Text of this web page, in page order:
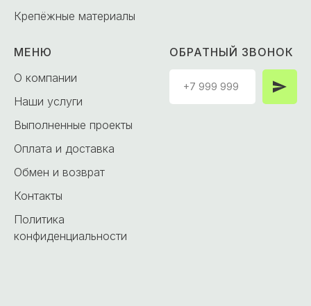
Крепёжные материалы
МЕНЮ
О компании
Наши услуги
Выполненные проекты
Оплата и доставка
Обмен и возврат
Контакты
Политика
конфиденциальности
ОБРАТНЫЙ ЗВОНОК